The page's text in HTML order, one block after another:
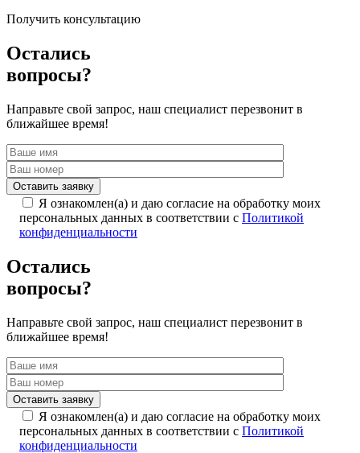
Получить консультацию
Остались
вопросы?
Направьте свой запрос, наш специалист перезвонит в
ближайшее время!
Я ознакомлен(а) и даю согласие на обработку моих
персональных данных в соответствии с Политикой
конфиденциальности
Остались
вопросы?
Направьте свой запрос, наш специалист перезвонит в
ближайшее время!
Я ознакомлен(а) и даю согласие на обработку моих
персональных данных в соответствии с Политикой
конфиденциальности